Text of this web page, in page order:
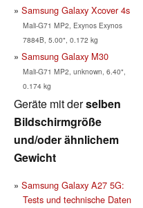
Samsung Galaxy Xcover 4s
Mali-G71 MP2, Exynos Exynos
7884B, 5.00", 0.172 kg
Samsung Galaxy M30
Mali-G71 MP2, unknown, 6.40",
0.174 kg
Geräte mit derselben
Bildschirmgröße
und/oder ähnlichem
Gewicht
Samsung Galaxy A27 5G:
Tests und technische Daten